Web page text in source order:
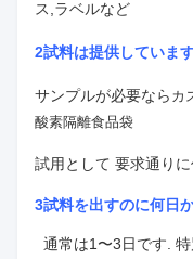
ス,ラベルなど
2試料は提供していま
サンプルが必要なら カ
酸素隔離食品袋
試用として 要求通り
3試料を出すのに何日
通常は1〜3日です.